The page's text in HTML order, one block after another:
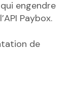
engendre
Paybox.
de